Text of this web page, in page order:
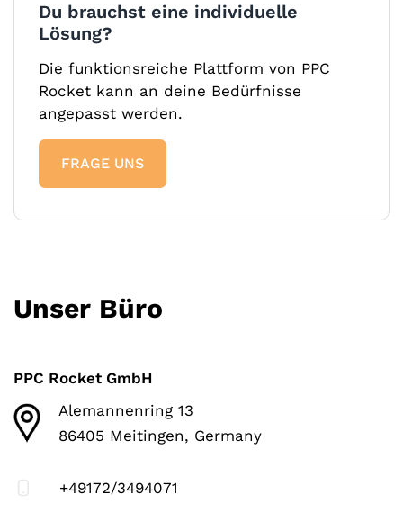
Du brauchst eine individuelle
Lösung?
Die funktionsreiche Plattform von PPC
Rocket kann an deine Bedürfnisse
angepasst werden.
FRAGE UNS
Unser Büro
PPC Rocket GmbH
Alemannenring 13
86405 Meitingen, Germany
+49172/3494071